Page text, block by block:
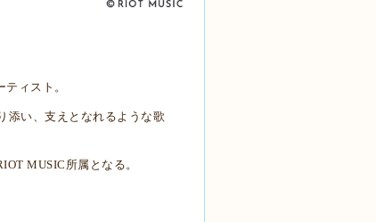
ティスト。
添い、支えとなれるような歌
MUSIC 所属となる。